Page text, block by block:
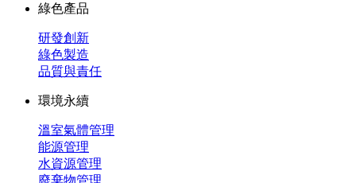
綠色產品
研發創新
綠色製造
品質與責任
環境永續
溫室氣體管理
能源管理
水資源管理
廢棄物管理